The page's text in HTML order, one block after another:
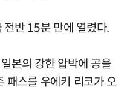
반 15분 만에 열렸다.
본의 강한 압박에 공을
패스를 우에키 리코가 오